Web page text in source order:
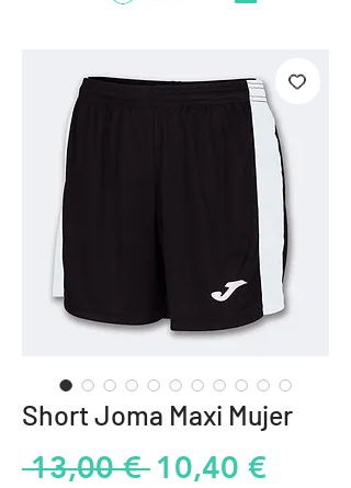
Short Joma Maxi Mujer
13,00 € Precio
10,40 €Precio